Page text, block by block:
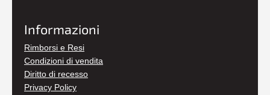
Informazioni
Rimborsi e Resi
Condizioni di vendita
Diritto di recesso
Privacy Policy